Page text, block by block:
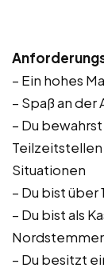
– Ein hohes
– Spaß an der
– Du
Teilzeitstellen
Situationen
– Du bist über
– Du bist als
– Du besitzt